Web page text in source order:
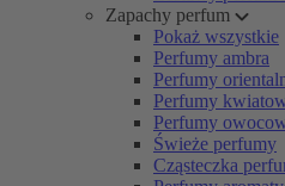
Zapachy perfum
Pokaż wszystkie
Perfumy ambra
Perfumy
Perfumy
Perfumy
Świeże perfumy
Cząsteczka